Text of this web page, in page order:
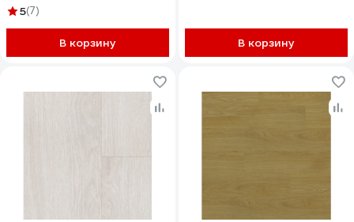
3.88 кв. м FF 1414 NEW
5(7)
В корзину В корзину